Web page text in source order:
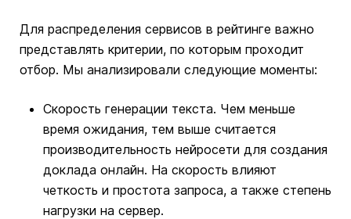
Для распределения сервисов в рейтинге важно
представлять критерии, по которым проходит
отбор. Мы анализировали следующие моменты:
Скорость генерации текста. Чем меньше
время ожидания, тем выше считается
производительность нейросети для создания
доклада онлайн. На скорость влияют
четкость и простота запроса, а также степень
нагрузки на сервер.